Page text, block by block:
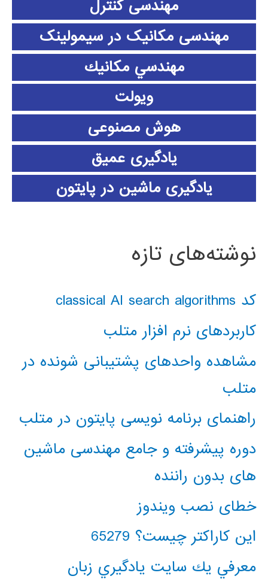
مهندسی کنترل
مهندسی مکانیک در سیمولینک
مهندسي مكانيك
ویولت
هوش مصنوعی
یادگیری عمیق
یادگیری ماشین در پایتون
نوشته‌های تازه
کد classical AI search algorithms
کاربردهای نرم افزار متلب
مشاهده واحدهای پشتیبانی شونده در
متلب
راهنمای برنامه نویسی پایتون در متلب
دوره پیشرفته و جامع مهندسی ماشین
های بدون راننده
خطای نصب ویندوز
این کاراکتر چیست؟ 65279
معرفي يك سايت يادگيري زبان